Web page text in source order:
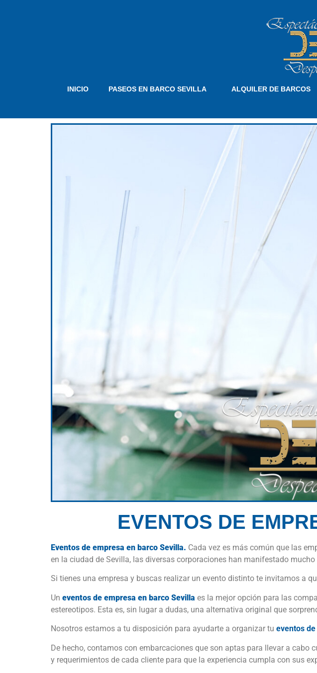
INICIO PASEOS EN BARCO SEVILLA ALQUILER DE BARCOS
EVENTOS DE
Eventos de empresa en barco Sevilla. Cada vez es más común que las
en la ciudad de Sevilla, las diversas corporaciones han manifestado
Si tienes una empresa y buscas realizar un evento distinto te invitamos a
Un eventos de empresa en barco Sevilla es la mejor opción para las
estereotipos. Esta es, sin lugar a dudas, una alternativa original que
Nosotros estamos a tu disposición para ayudarte a organizar tu eventos
De hecho, contamos con embarcaciones que son aptas para llevar a
y requerimientos de cada cliente para que la experiencia cumpla con sus